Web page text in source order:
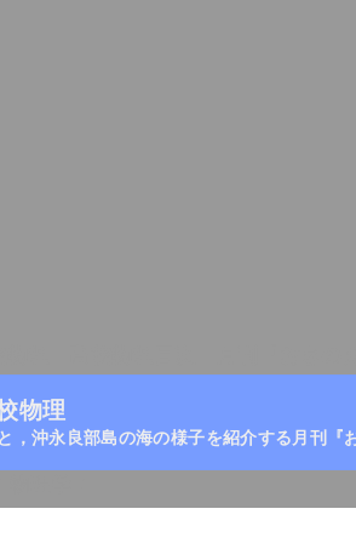
物理
，沖永良部島の海の様子を紹介する月刊『